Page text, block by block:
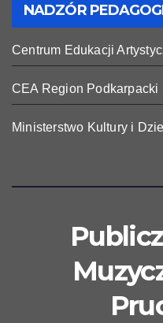
NADZÓR
Centrum Edukacji
CEA Region Podkarpacki
Ministerstwo Kultury i